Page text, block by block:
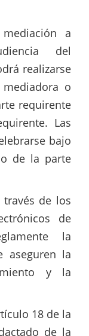
a
del
realizarse
o
requirente
Las
bajo
de la parte
través de los
de
la
aseguren la
y la
18 de la
de la